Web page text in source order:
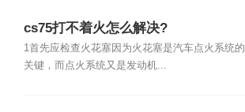
cs75打不着火怎么解决?
1首先应检查火花塞因为火花塞是汽车点火系统的
关键，而点火系统又是发动机...